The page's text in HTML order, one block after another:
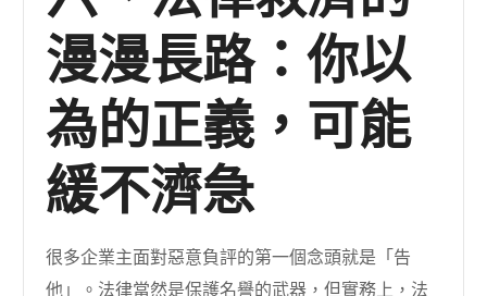
漫漫長路：你以
為的正義，可能
緩不濟急
很多企業主面對惡意負評的第一個念頭就是「告
他」。法律當然是保護名譽的武器，但實務上，法